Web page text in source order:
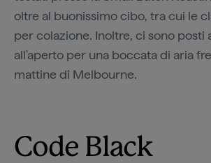
oltre al buonissimo cibo, tra cui le
per colazione. Inoltre, ci sono posti
all'aperto per una boccata di aria
mattine di Melbourne.
Code Black